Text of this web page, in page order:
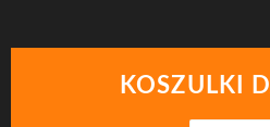
KOSZULKI